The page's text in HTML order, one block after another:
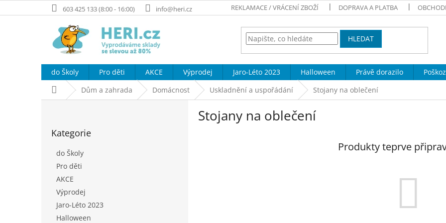
na
603 425 133 (8:00 - 16:00) info@heri.cz REKLAMACE / VRÁCENÍ ZBOŽÍ DOPRAVA A PLATBA
HLEDAT
do Školy Pro děti AKCE Výprodej Jaro-Léto 2023 Halloween Právě dorazilo
Domů Dům a zahrada Domácnost Uskladnění a uspořádání Stojany na oblečení
kategorie
Kategorie
do Školy
Pro děti
AKCE
Výprodej
Jaro-Léto 2023
Halloween
Stojany na oblečení
Produkty teprve